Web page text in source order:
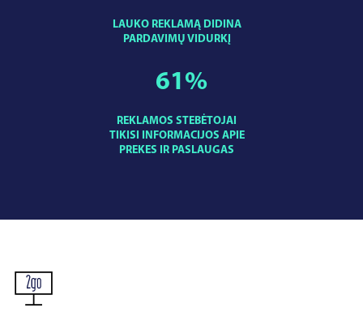
LAUKO REKLAMĄ DIDINA
PARDAVIMŲ VIDURKĮ
REKLAMOS STEBĖTOJAI
TIKISI INFORMACIJOS APIE
PREKES IR PASLAUGAS
61%